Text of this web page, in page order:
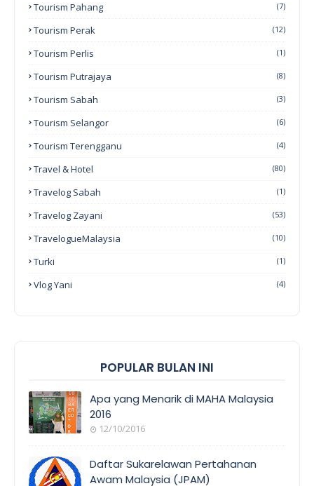
Tourism Pahang (7)
Tourism Perak (12)
Tourism Perlis (1)
Tourism Putrajaya (8)
Tourism Sabah (3)
Tourism Selangor (6)
Tourism Terengganu (4)
Travel & Hotel (80)
Travelog Sabah (1)
Travelog Zayani (53)
TravelogueMalaysia (10)
Turki (1)
Vlog Yani (4)
POPULAR BULAN INI
COVERAGE
Apa yang Menarik di MAHA Malaysia
2016
12/10/2016
Daftar Sukarelawan Pertahanan
Awam Malaysia (JPAM)